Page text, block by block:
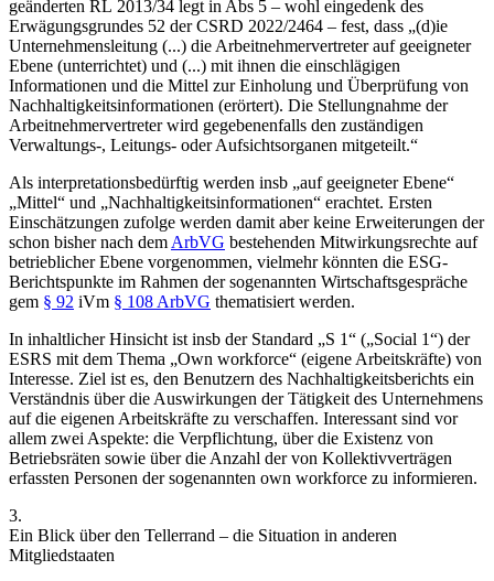
geänderten RL 2013/34 legt in Abs 5 – wohl eingedenk des
Erwägungsgrundes 52 der CSRD 2022/2464 – fest, dass „(d)ie
Unternehmensleitung (...) die Arbeitnehmervertreter auf geeigneter
Ebene (unterrichtet) und (...) mit ihnen die einschlägigen
Informationen und die Mittel zur Einholung und Überprüfung von
Nachhaltigkeitsinformationen (erörtert). Die Stellungnahme der
Arbeitnehmervertreter wird gegebenenfalls den zuständigen
Verwaltungs-, Leitungs- oder Aufsichtsorganen mitgeteilt.“
Als interpretationsbedürftig werden insb „auf geeigneter Ebene“
„Mittel“ und „Nachhaltigkeitsinformationen“ erachtet. Ersten
Einschätzungen zufolge werden damit aber keine Erweiterungen der
schon bisher nach dem ArbVG bestehenden Mitwirkungsrechte auf
betrieblicher Ebene vorgenommen, vielmehr könnten die ESG-
Berichtspunkte im Rahmen der sogenannten Wirtschaftsgespräche
gem § 92 iVm § 108 ArbVG thematisiert werden.
In inhaltlicher Hinsicht ist insb der Standard „S 1“ („Social 1“) der
ESRS mit dem Thema „Own workforce“ (eigene Arbeitskräfte) von
Interesse. Ziel ist es, den Benutzern des Nachhaltigkeitsberichts ein
Verständnis über die Auswirkungen der Tätigkeit des Unternehmens
auf die eigenen Arbeitskräfte zu verschaffen. Interessant sind vor
allem zwei Aspekte: die Verpflichtung, über die Existenz von
Betriebsräten sowie über die Anzahl der von Kollektivverträgen
erfassten Personen der sogenannten own workforce zu informieren.
3.
Ein Blick über den Tellerrand – die Situation in anderen
Mitgliedstaaten